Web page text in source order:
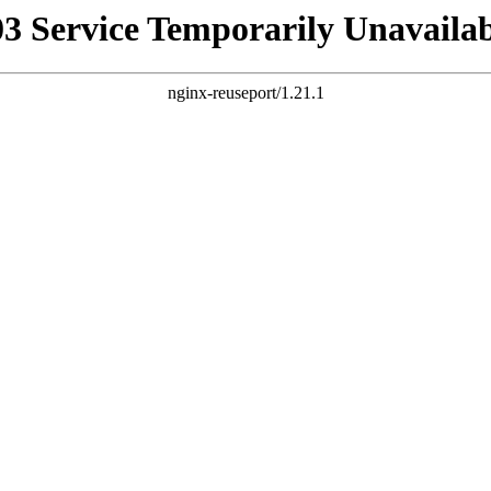
Service Temporarily
nginx-reuseport/1.21.1